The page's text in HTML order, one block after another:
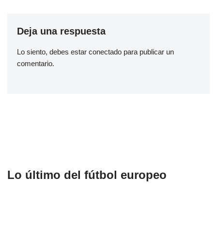
Deja una respuesta
Lo siento, debes estar conectado para publicar un
comentario.
Lo último del fútbol europeo